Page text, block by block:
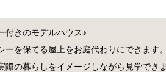
付きのモデルハウス♪
ーを保てる屋上をお庭代わりにできます
際の暮らしをイメージしながら見学でき